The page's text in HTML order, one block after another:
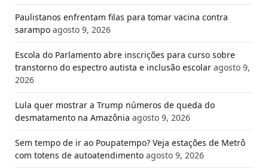
Paulistanos enfrentam filas para tomar vacina contra
sarampo agosto 9, 2026
Escola do Parlamento abre inscrições para curso sobre
transtorno do espectro autista e inclusão escolar agosto 9,
2026
Lula quer mostrar a Trump números de queda do
desmatamento na Amazônia agosto 9, 2026
Sem tempo de ir ao Poupatempo? Veja estações de Metrô
com totens de autoatendimento agosto 9, 2026